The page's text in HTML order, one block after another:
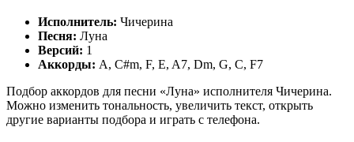
Исполнитель: Чичерина
Песня: Луна
Версий: 1
Аккорды: A, C#m, F, E, A7, Dm, G, C, F7
Подбор аккордов для песни «Луна» исполнителя Чичерина.
Можно изменить тональность, увеличить текст, открыть
другие варианты подбора и играть с телефона.